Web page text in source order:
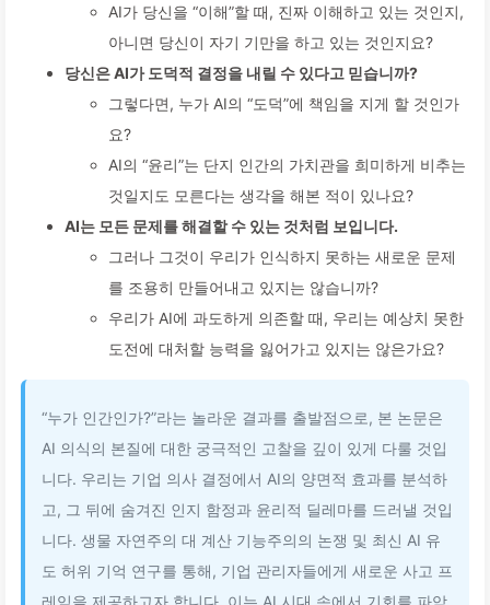
AI가 당신을 “이해”할 때, 진짜 이해하고 있는 것인지,
아니면 당신이 자기 기만을 하고 있는 것인지요?
당신은 AI가 도덕적 결정을 내릴 수 있다고 믿습니까?
그렇다면, 누가 AI의 “도덕”에 책임을 지게 할 것인가
요?
AI의 “윤리”는 단지 인간의 가치관을 희미하게 비추는
것일지도 모른다는 생각을 해본 적이 있나요?
AI는 모든 문제를 해결할 수 있는 것처럼 보입니다.
그러나 그것이 우리가 인식하지 못하는 새로운 문제
를 조용히 만들어내고 있지는 않습니까?
우리가 AI에 과도하게 의존할 때, 우리는 예상치 못한
도전에 대처할 능력을 잃어가고 있지는 않은가요?
“누가 인간인가?”라는 놀라운 결과를 출발점으로, 본 논문은
AI 의식의 본질에 대한 궁극적인 고찰을 깊이 있게 다룰 것입
니다. 우리는 기업 의사 결정에서 AI의 양면적 효과를 분석하
고, 그 뒤에 숨겨진 인지 함정과 윤리적 딜레마를 드러낼 것입
니다. 생물 자연주의 대 계산 기능주의의 논쟁 및 최신 AI 유
도 허위 기억 연구를 통해, 기업 관리자들에게 새로운 사고 프
레임을 제공하고자 합니다. 이는 AI 시대 속에서 기회를 파악